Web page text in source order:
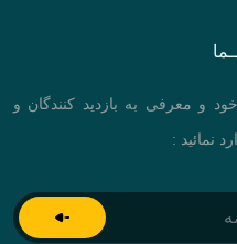
و معرفی به بازدید کنندگان و
نمائید :